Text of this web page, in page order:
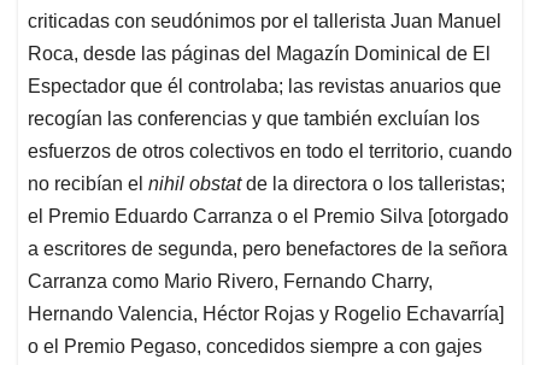
criticadas con seudónimos por el tallerista Juan Manuel
Roca, desde las páginas del Magazín Dominical de El
Espectador que él controlaba; las revistas anuarios que
recogían las conferencias y que también excluían los
esfuerzos de otros colectivos en todo el territorio, cuando
no recibían el nihil obstatde la directora o los talleristas;
el Premio Eduardo Carranza o el Premio Silva [otorgado
a escritores de segunda, pero benefactores de la señora
Carranza como Mario Rivero, Fernando Charry,
Hernando Valencia, Héctor Rojas y Rogelio Echavarría]
o el Premio Pegaso, concedidos siempre a con gajes